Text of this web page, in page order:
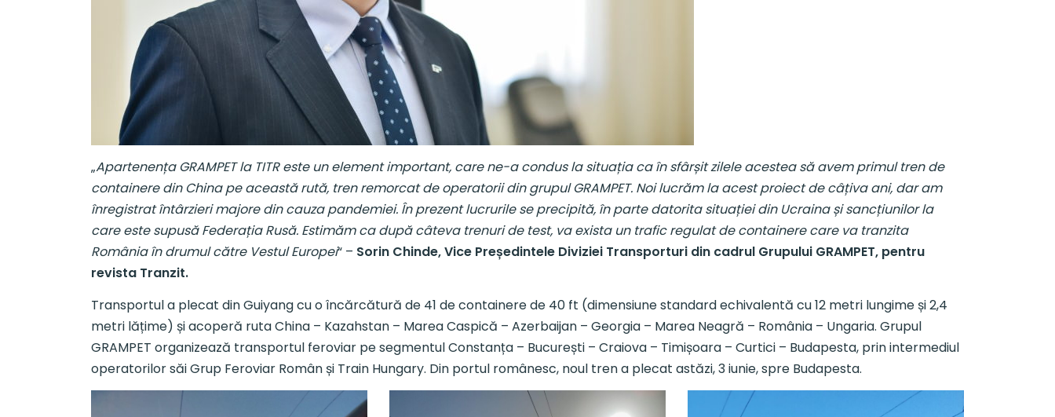
„Apartenența GRAMPET la TITR este un element important, care ne-a condus la situația ca în sfârșit zilele acestea să avem primul tren de
containere din China pe această rută, tren remorcat de operatorii din grupul GRAMPET. Noi lucrăm la acest proiect de câțiva ani, dar am
înregistrat întârzieri majore din cauza pandemiei. În prezent lucrurile se precipită, în parte datorita situației din Ucraina și sancțiunilor la
care este supusă Federația Rusă. Estimăm ca după câteva trenuri de test, va exista un trafic regulat de containere care va tranzita
România în drumul către Vestul Europei“ – Sorin Chinde, Vice Președintele Diviziei Transporturi din cadrul Grupului GRAMPET, pentru
revista Tranzit.
Transportul a plecat din Guiyang cu o încărcătură de 41 de containere de 40 ft (dimensiune standard echivalentă cu 12 metri lungime și 2,4
metri lățime) și acoperă ruta China – Kazahstan – Marea Caspică – Azerbaijan – Georgia – Marea Neagră – România – Ungaria. Grupul
GRAMPET organizează transportul feroviar pe segmentul Constanța – București – Craiova – Timișoara – Curtici – Budapesta, prin intermediul
operatorilor săi Grup Feroviar Român și Train Hungary. Din portul românesc, noul tren a plecat astăzi, 3 iunie, spre Budapesta.